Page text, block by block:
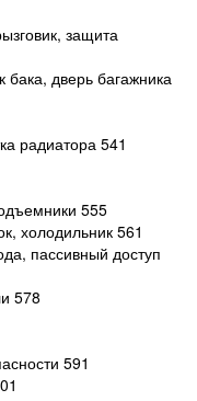
защита
дверь багажника
радиатора 541
555
холодильник 561
пассивный доступ
578
591